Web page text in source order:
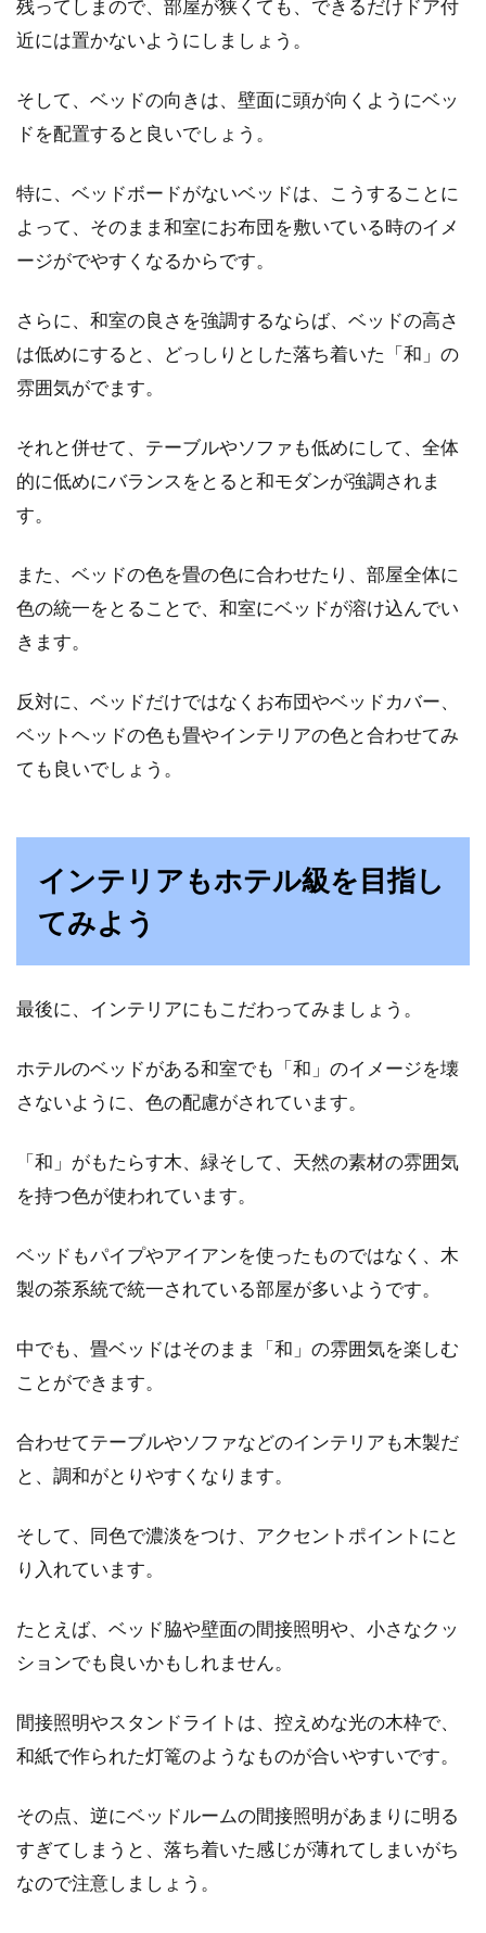
残ってしまので、部屋が狭くても、できるだけドア付
近には置かないようにしましょう。
そして、ベッドの向きは、壁面に頭が向くようにベッ
ドを配置すると良いでしょう。
特に、ベッドボードがないベッドは、こうすることに
よって、そのまま和室にお布団を敷いている時のイメ
ージがでやすくなるからです。
さらに、和室の良さを強調するならば、ベッドの高さ
は低めにすると、どっしりとした落ち着いた「和」の
雰囲気がでます。
それと併せて、テーブルやソファも低めにして、全体
的に低めにバランスをとると和モダンが強調されま
す。
また、ベッドの色を畳の色に合わせたり、部屋全体に
色の統一をとることで、和室にベッドが溶け込んでい
きます。
反対に、ベッドだけではなくお布団やベッドカバー、
ベットヘッドの色も畳やインテリアの色と合わせてみ
ても良いでしょう。
インテリアもホテル級を目指し
てみよう
最後に、インテリアにもこだわってみましょう。
ホテルのベッドがある和室でも「和」のイメージを壊
さないように、色の配慮がされています。
「和」がもたらす木、緑そして、天然の素材の雰囲気
を持つ色が使われています。
ベッドもパイプやアイアンを使ったものではなく、木
製の茶系統で統一されている部屋が多いようです。
中でも、畳ベッドはそのまま「和」の雰囲気を楽しむ
ことができます。
合わせてテーブルやソファなどのインテリアも木製だ
と、調和がとりやすくなります。
そして、同色で濃淡をつけ、アクセントポイントにと
り入れています。
たとえば、ベッド脇や壁面の間接照明や、小さなクッ
ションでも良いかもしれません。
間接照明やスタンドライトは、控えめな光の木枠で、
和紙で作られた灯篭のようなものが合いやすいです。
その点、逆にベッドルームの間接照明があまりに明る
すぎてしまうと、落ち着いた感じが薄れてしまいがち
なので注意しましょう。